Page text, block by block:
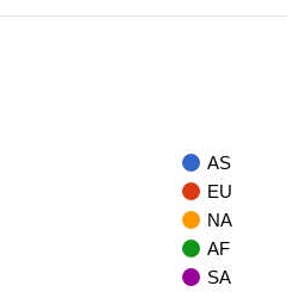
AS
EU
NA
AF
SA